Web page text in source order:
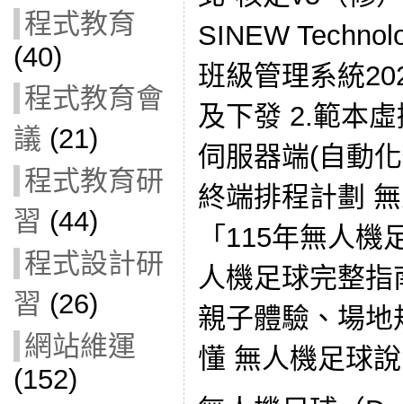
程式教育
(40)
程式教育會
議 (21)
程式教育研
習 (44)
程式設計研
習 (26)
網站維運
(152)
SINEW
班級管理系統
及下發 2.範本
伺服器端(自動
終端排程計劃
「115年無人
人機足球完整
親子體驗、場
懂 無人機足球